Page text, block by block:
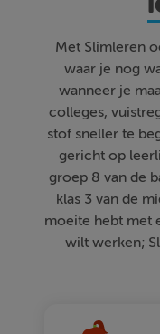
Met Slimleren
waar je nog
wanneer je
colleges,
stof sneller te
gericht op
groep 8 van de
klas 3 van de
moeite hebt met
wilt werken;